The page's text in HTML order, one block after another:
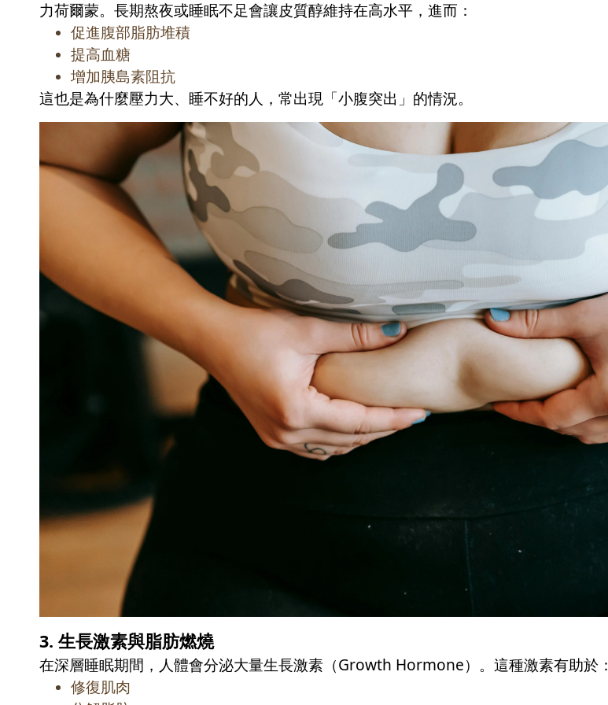
力荷爾蒙。長期熬夜或睡眠不足會讓皮質醇維持在高水平，進而：
促進腹部脂肪堆積
提高血糖
增加胰島素阻抗
這也是為什麼壓力大、睡不好的人，常出現「小腹突出」的情況。
3. 生長激素與脂肪燃燒
在深層睡眠期間，人體會分泌大量生長激素（Growth Hormone）。這種激素有助於：
修復肌肉